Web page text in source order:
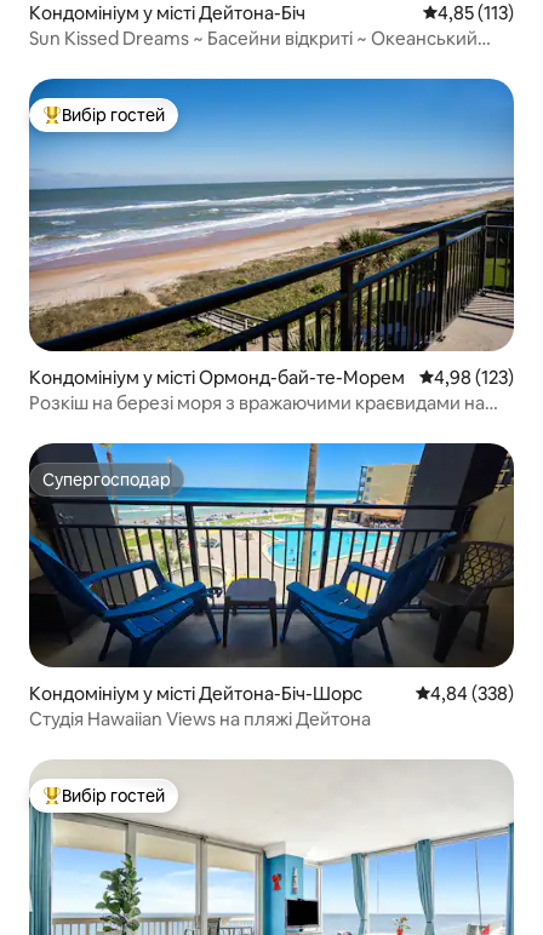
Кондомініум у місті Дейтона-Біч Середня
4,85 (113)
Sun Kissed Dreams ~ Басейни відкриті ~ Океанський
Топ вибір гостей
Вибір гостей
Кондомініум у місті Ормонд-бай-те-Морем Середня
4,98 (123)
Розкіш на березі моря з вражаючими краєвидами на
Супергосподар
Супергосподар
Кондомініум у місті Дейтона-Біч-Шорс Середня
4,84 (338)
Студія Hawaiian Views на пляжі Дейтона
Топ вибір гостей
Вибір гостей